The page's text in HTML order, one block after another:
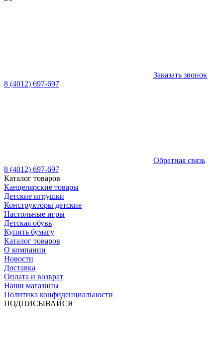
Заказать звонок
8 (4012) 697-697
Обратная связь
8 (4012) 697-697
Каталог товаров
Канцелярские товары
Детские игрушки
Конструкторы детские
Настольные игры
Детская обувь
Купить бумагу
Каталог товаров
О компании
Новости
Доставка
Оплата и возврат
Наши магазины
Политика конфиденциальности
ПОДПИСЫВАЙСЯ